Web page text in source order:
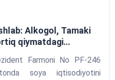
Alkogol, Tamaki
qiymatdagi
Farmoni No PF-246
soya iqtisodiyotini